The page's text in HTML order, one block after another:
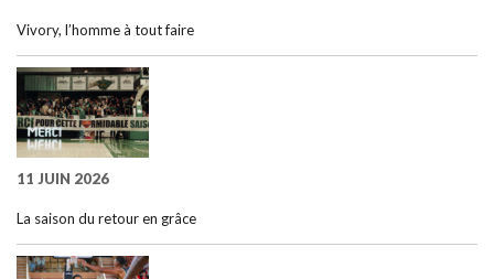
Vivory, l’homme à tout faire
11 JUIN 2026
La saison du retour en grâce